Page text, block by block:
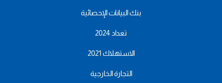
بنك البيانات الإحصائية
تعداد 2024
الاستهلاك 2021
التجارة الخارجية